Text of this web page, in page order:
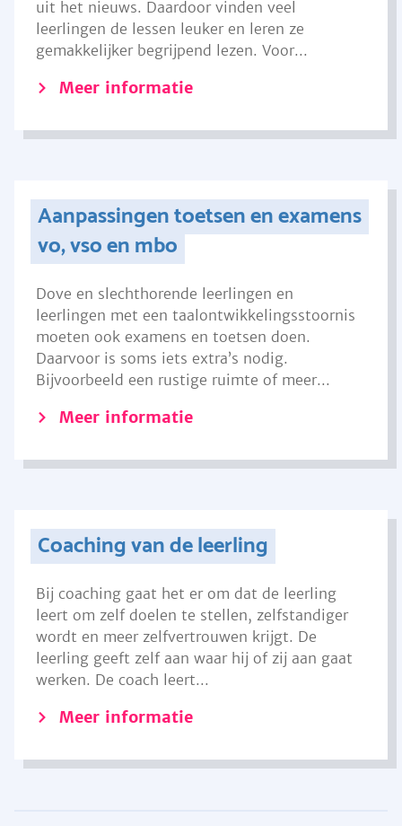
uit het nieuws. Daardoor vinden veel
leerlingen de lessen leuker en leren ze
gemakkelijker begrijpend lezen. Voor...
Meer informatie
Aanpassingen toetsen en examens
vo, vso en mbo
Dove en slechthorende leerlingen en
leerlingen met een taalontwikkelingsstoornis
moeten ook examens en toetsen doen.
Daarvoor is soms iets extra’s nodig.
Bijvoorbeeld een rustige ruimte of meer...
Meer informatie
Coaching van de leerling
Bij coaching gaat het er om dat de leerling
leert om zelf doelen te stellen, zelfstandiger
wordt en meer zelfvertrouwen krijgt. De
leerling geeft zelf aan waar hij of zij aan gaat
werken. De coach leert...
Meer informatie